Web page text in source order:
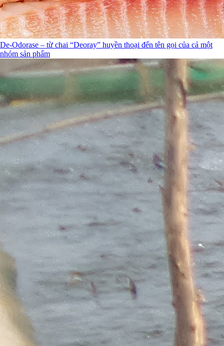
De-Odorase – từ chai “Deoray” huyền thoại đến tên gọi của cả một
nhóm sản phẩm